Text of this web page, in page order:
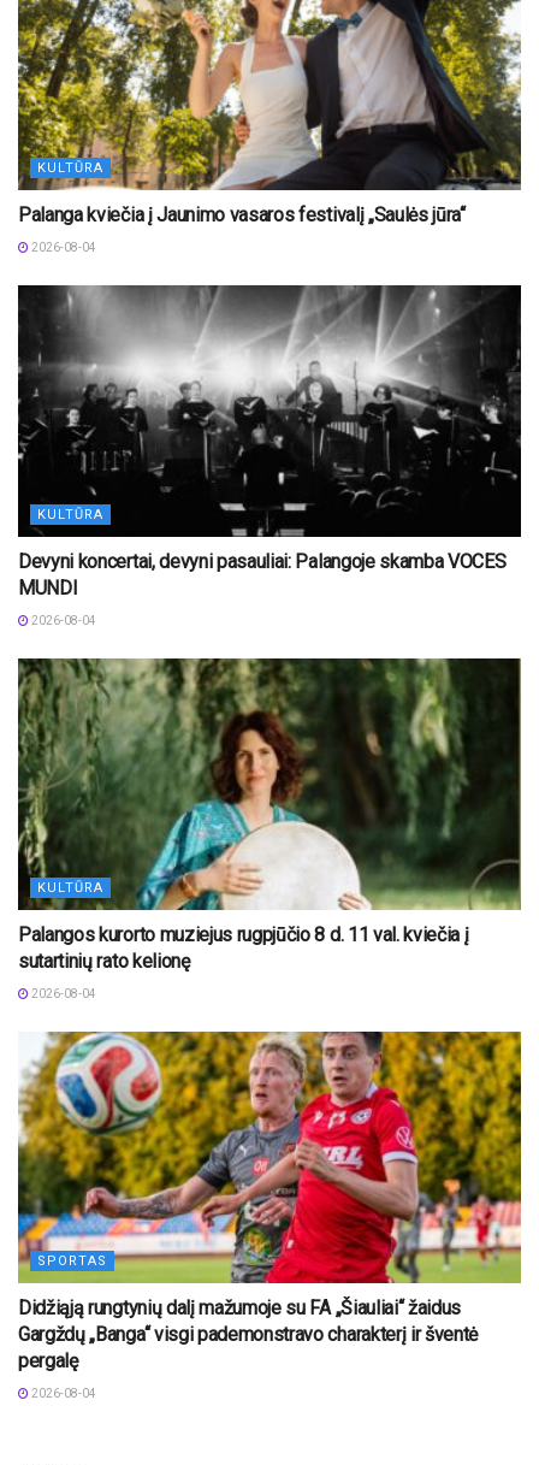
KULTŪRA
Palanga kviečia į Jaunimo vasaros festivalį „Saulės jūra“
2026-08-04
KULTŪRA
Devyni koncertai, devyni pasauliai: Palangoje skamba VOCES
MUNDI
2026-08-04
KULTŪRA
Palangos kurorto muziejus rugpjūčio 8 d. 11 val. kviečia į
sutartinių rato kelionę
2026-08-04
SPORTAS
Didžiąją rungtynių dalį mažumoje su FA „Šiauliai“ žaidus
Gargždų „Banga“ visgi pademonstravo charakterį ir šventė
pergalę
2026-08-04